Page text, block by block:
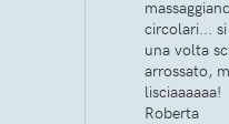
circolari...
una volta
arrossato,
lisciaaaaaa!
Roberta